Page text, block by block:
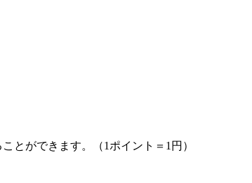
とができます。（1ポイント＝1円）